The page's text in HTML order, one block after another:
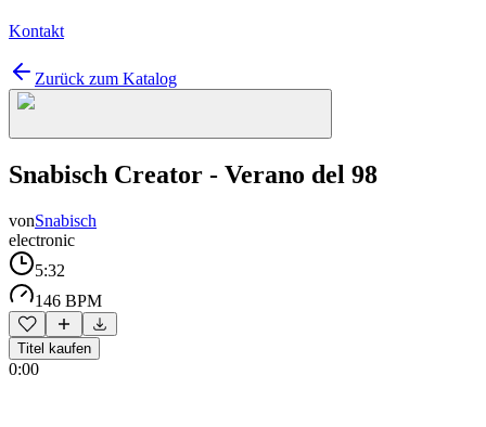
Kontakt
Zurück zum Katalog
Snabisch Creator - Verano del 98
vonSnabisch
electronic
5:32
146 BPM
Titel kaufen
0:00